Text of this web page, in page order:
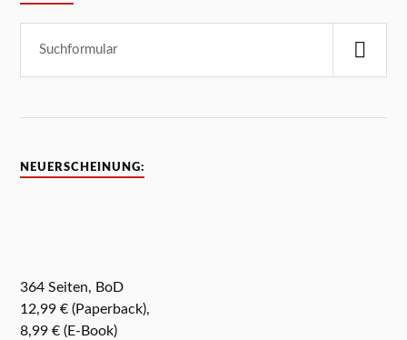
NEUERSCHEINUNG:
364 Seiten, BoD
12,99 € (Paperback),
8,99 € (E-Book)